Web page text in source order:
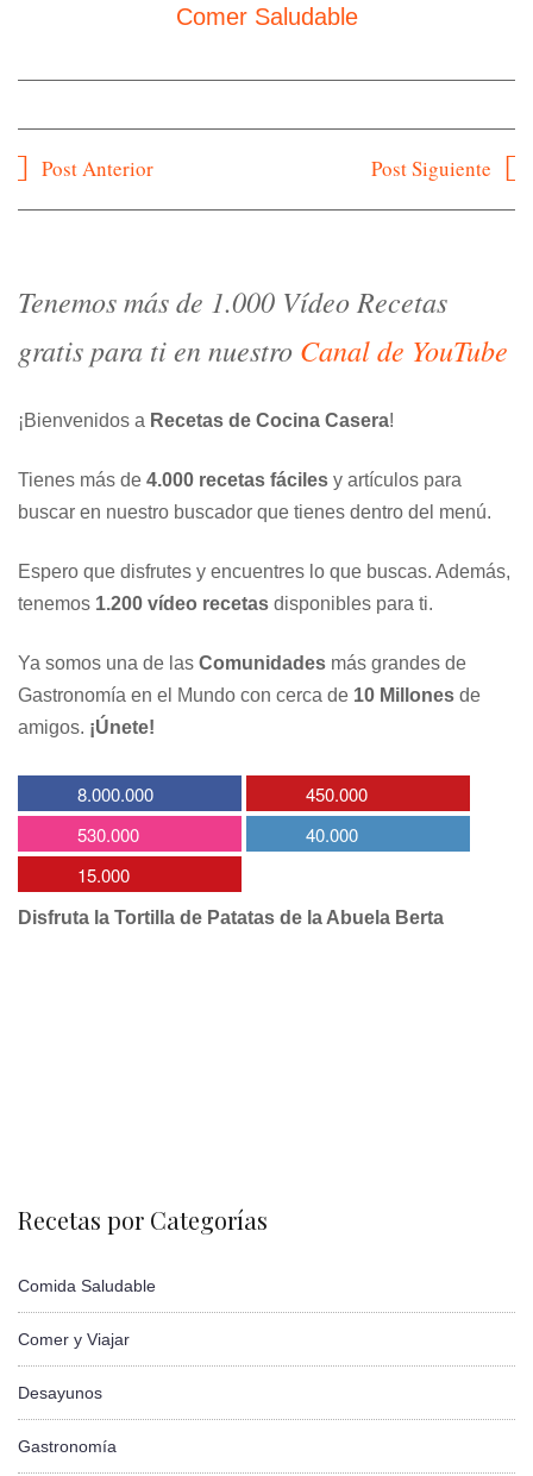
Comer Saludable
Navegación
Post Anterior Post Siguiente
Tenemos más de 1.000 Vídeo Recetas
gratis para ti en nuestro Canal de YouTube
¡Bienvenidos a Recetas de Cocina Casera!
Tienes más de 4.000 recetas fáciles y artículos para
buscar en nuestro buscador que tienes dentro del menú.
Espero que disfrutes y encuentres lo que buscas. Además,
tenemos 1.200 vídeo recetas disponibles para ti.
Ya somos una de las Comunidades más grandes de
Gastronomía en el Mundo con cerca de 10 Millones de
amigos. ¡Únete!
8.000.000
450.000
530.000
40.000
15.000
Disfruta la Tortilla de Patatas de la Abuela Berta
Recetas por Categorías
Comida Saludable
Comer y Viajar
Desayunos
Gastronomía